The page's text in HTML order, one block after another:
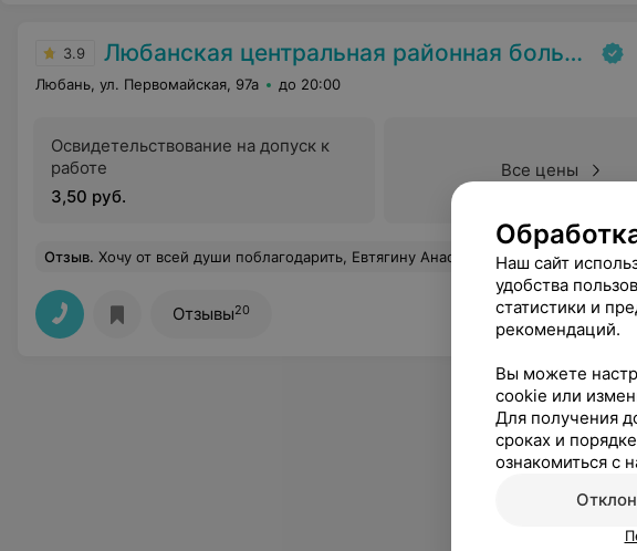
3.9 Любанская центральная районная больница
Любань, ул. Первомайская, 97а до 20:00
Освидетельствование на допуск к
работе
3,50 руб.
Все цены
Отзыв. Хочу от всей души поблагодарить, Евтягину Анастасию Александровну за её профессионализм, чуткое, отзывчивое отношение к своим пациентам. Огромное ей Спасибо. Побольше бы таких
Отзывы20
Наш сайт
удобства
статистики и
рекомендаций.
Вы можете
cookie или
Для получения
сроках и
ознакомиться с